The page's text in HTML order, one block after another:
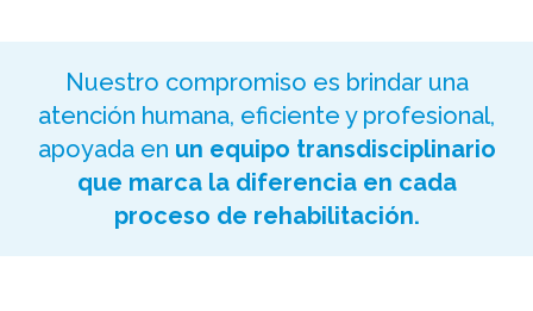
Nuestro compromiso es brindar una
atención humana, eficiente y profesional,
apoyada en un equipo transdisciplinario
que marca la diferencia en cada
proceso de rehabilitación.